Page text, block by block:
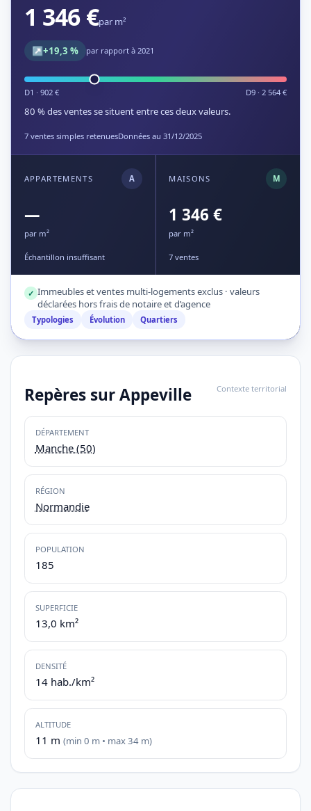
1 346 €par m²
↗+19,3 % par rapport à 2021
D1 · 902 € D9 · 2 564 €
80 % des ventes se situent entre ces deux valeurs.
7 ventes simples retenuesDonnées au 31/12/2025
APPARTEMENTS A
—
par m²
Échantillon insuffisant
MAISONS M
1 346 €
par m²
7 ventes
✓ Immeubles et ventes multi-logements exclus · valeurs
déclarées hors frais de notaire et d’agence
Typologies Évolution Quartiers
Repères sur Appeville Contexte territorial
DÉPARTEMENT
Manche (50)
RÉGION
Normandie
POPULATION
185
SUPERFICIE
13,0 km²
DENSITÉ
14 hab./km²
ALTITUDE
11 m (min 0 m • max 34 m)